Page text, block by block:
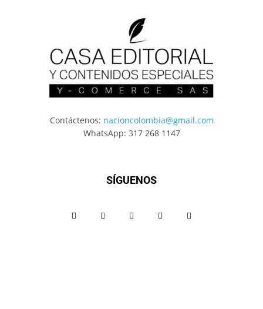
Contáctenos: nacioncolombia@gmail.com
WhatsApp: 317 268 1147
SÍGUENOS